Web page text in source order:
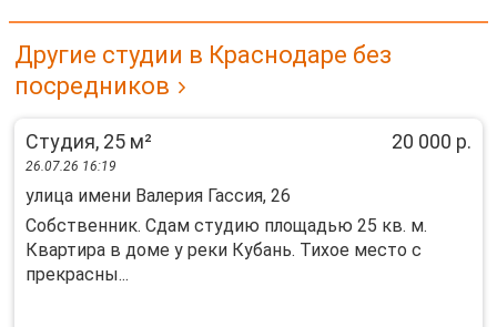
Другие студии в Краснодаре без
посредников
Студия, 25 м² 20 000 р.
26.07.26 16:19
улица имени Валерия Гассия, 26
Собственник. Сдам студию площадью 25 кв. м.
Квартира в доме у реки Кубань. Тихое место с
прекрасны...